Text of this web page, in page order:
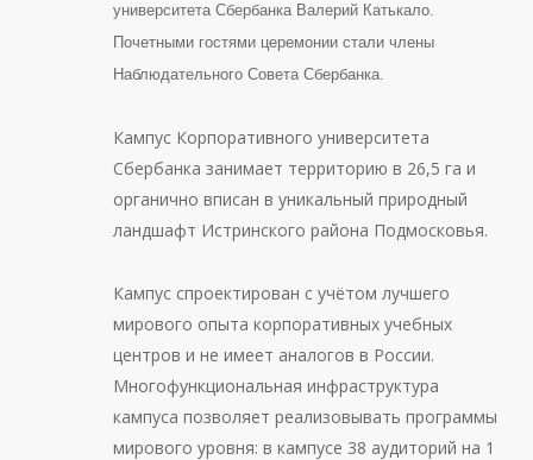
университета Сбербанка Валерий Катькало.
Почетными гостями церемонии стали члены
Наблюдательного Совета Сбербанка.
Кампус Корпоративного университета
Сбербанка занимает территорию в 26,5 га и
органично вписан в уникальный природный
ландшафт Истринского района Подмосковья.
Кампус спроектирован с учётом лучшего
мирового опыта корпоративных учебных
центров и не имеет аналогов в России.
Многофункциональная инфраструктура
кампуса позволяет реализовывать программы
мирового уровня: в кампусе 38 аудиторий на 1